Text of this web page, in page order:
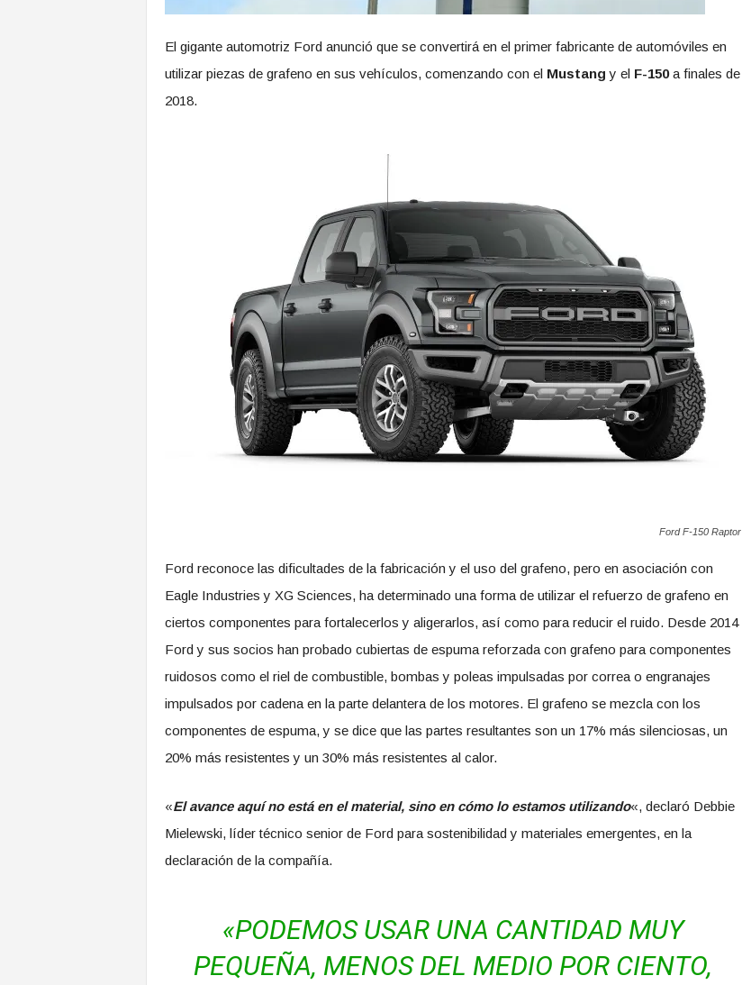
El gigante automotriz Ford anunció que se convertirá en el primer fabricante de automóviles en
utilizar piezas de grafeno en sus vehículos, comenzando con el Mustang y el F-150a finales de
2018.
Ford F-150 Raptor
Ford reconoce las dificultades de la fabricación y el uso del grafeno, pero en asociación con
Eagle Industries y XG Sciences, ha determinado una forma de utilizar el refuerzo de grafeno en
ciertos componentes para fortalecerlos y aligerarlos, así como para reducir el ruido. Desde 2014
Ford y sus socios han probado cubiertas de espuma reforzada con grafeno para componentes
ruidosos como el riel de combustible, bombas y poleas impulsadas por correa o engranajes
impulsados ​​por cadena en la parte delantera de los motores. El grafeno se mezcla con los
componentes de espuma, y ​​se dice que las partes resultantes son un 17% más silenciosas, un
20% más resistentes y un 30% más resistentes al calor.
«El avance aquí no está en el material, sino en cómo lo estamos utilizando«, declaró Debbie
Mielewski, líder técnico senior de Ford para sostenibilidad y materiales emergentes, en la
declaración de la compañía.
«PODEMOS USAR UNA CANTIDAD MUY
PEQUEÑA, MENOS DEL MEDIO POR CIENTO,